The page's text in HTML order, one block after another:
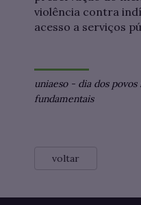
violência contra
acesso a serviços
uniaeso- dia dos povos
fundamentais
voltar